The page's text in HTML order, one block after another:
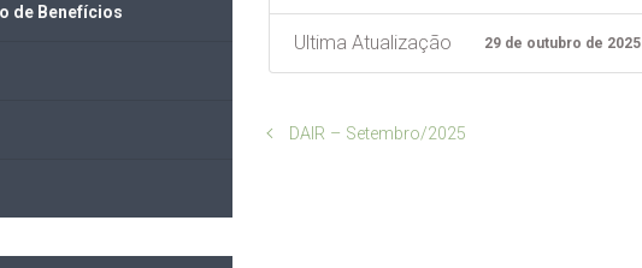
Ultima Atualização 29 de outubro de 2025
DAIR – Setembro/2025
de Benefícios